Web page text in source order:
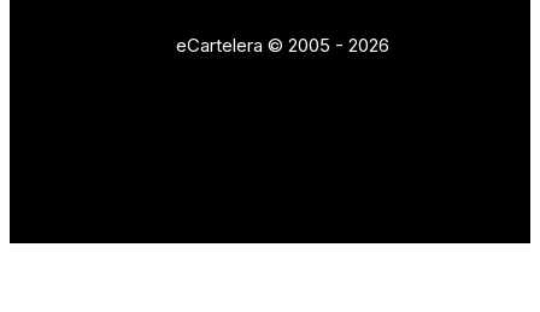
eCartelera © 2005 - 2026